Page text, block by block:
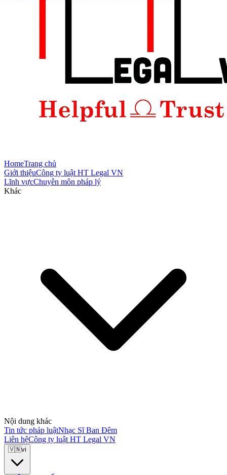
HomeTrang chủ
Giới thiệuCông ty luật HT Legal VN
Lĩnh vựcChuyên môn pháp lý
Khác
Nội dung khác
Tin tức pháp luậtNhạc Sĩ Ban Đêm
Liên hệCông ty luật HT Legal VN
🇻🇳vi